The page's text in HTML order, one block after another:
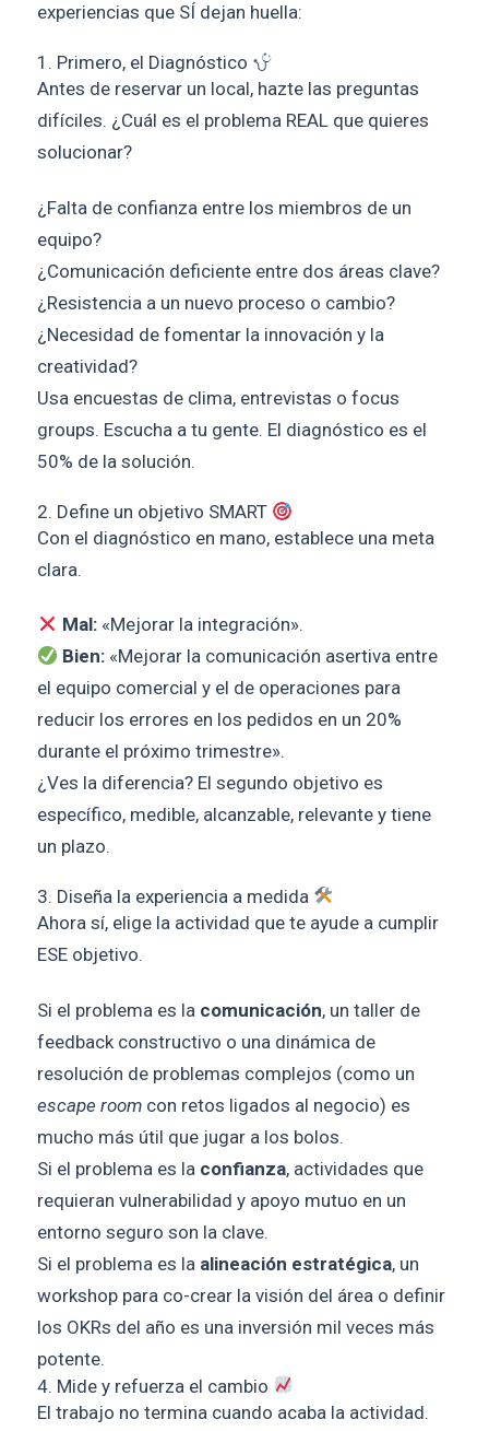
experiencias que SÍ dejan huella:
1. Primero, el Diagnóstico
Antes de reservar un local, hazte las preguntas
difíciles. ¿Cuál es el problema REAL que quieres
solucionar?
¿Falta de confianza entre los miembros de un
equipo?
¿Comunicación deficiente entre dos áreas clave?
¿Resistencia a un nuevo proceso o cambio?
¿Necesidad de fomentar la innovación y la
creatividad?
Usa encuestas de clima, entrevistas o focus
groups. Escucha a tu gente. El diagnóstico es el
50% de la solución.
2. Define un objetivo SMART
Con el diagnóstico en mano, establece una meta
clara.
Mal: «Mejorar la integración».
Bien: «Mejorar la comunicación asertiva entre
el equipo comercial y el de operaciones para
reducir los errores en los pedidos en un 20%
durante el próximo trimestre».
¿Ves la diferencia? El segundo objetivo es
específico, medible, alcanzable, relevante y tiene
un plazo.
3. Diseña la experiencia a medida
Ahora sí, elige la actividad que te ayude a cumplir
ESE objetivo.
Si el problema es la comunicación, un taller de
feedback constructivo o una dinámica de
resolución de problemas complejos (como un
escape room con retos ligados al negocio) es
mucho más útil que jugar a los bolos.
Si el problema es la confianza, actividades que
requieran vulnerabilidad y apoyo mutuo en un
entorno seguro son la clave.
Si el problema es la alineación estratégica, un
workshop para co-crear la visión del área o definir
los OKRs del año es una inversión mil veces más
potente.
4. Mide y refuerza el cambio
El trabajo no termina cuando acaba la actividad.